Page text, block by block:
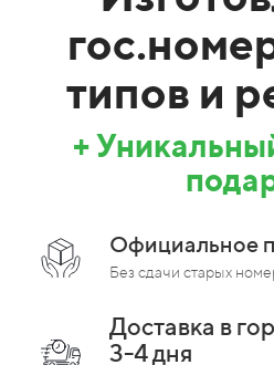
типов и
+
Официальное
Без сдачи старых
Доставка в
3-4 дня